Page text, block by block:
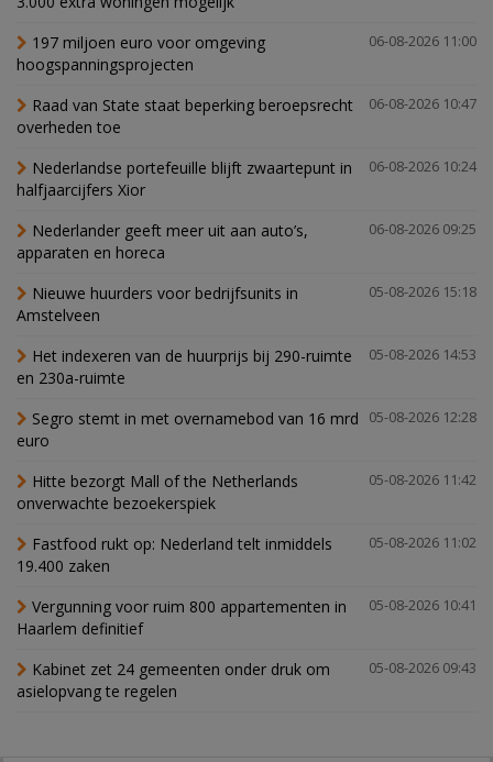
06-08-2026 11:00
197 miljoen euro voor omgeving
hoogspanningsprojecten
06-08-2026 10:47
Raad van State staat beperking beroepsrecht
overheden toe
06-08-2026 10:24
Nederlandse portefeuille blijft zwaartepunt in
halfjaarcijfers Xior
06-08-2026 09:25
Nederlander geeft meer uit aan auto’s,
apparaten en horeca
05-08-2026 15:18
Nieuwe huurders voor bedrijfsunits in
Amstelveen
05-08-2026 14:53
Het indexeren van de huurprijs bij 290-ruimte
en 230a-ruimte
05-08-2026 12:28
Segro stemt in met overnamebod van 16 mrd
euro
05-08-2026 11:42
Hitte bezorgt Mall of the Netherlands
onverwachte bezoekerspiek
05-08-2026 11:02
Fastfood rukt op: Nederland telt inmiddels
19.400 zaken
05-08-2026 10:41
Vergunning voor ruim 800 appartementen in
Haarlem definitief
05-08-2026 09:43
Kabinet zet 24 gemeenten onder druk om
asielopvang te regelen